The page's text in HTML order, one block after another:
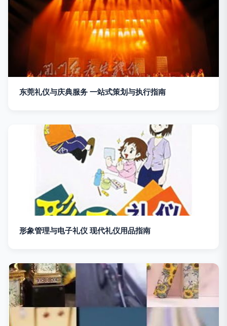
东莞礼仪与庆典服务 一站式策划与执行指南
形象管理与电子礼仪 现代礼仪用品指南